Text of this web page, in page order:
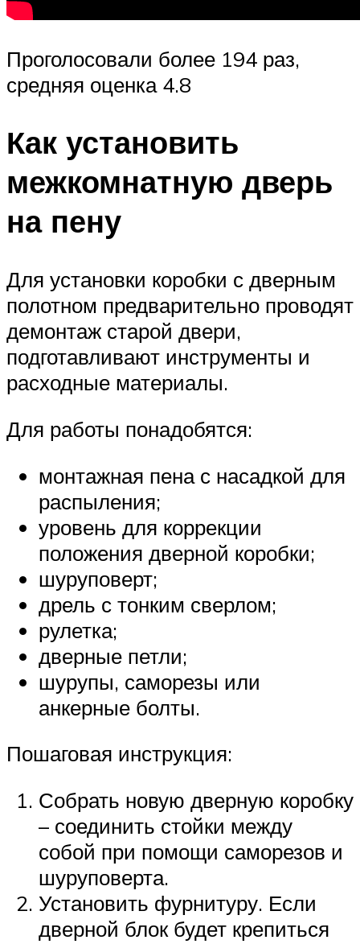
Проголосовали более 194 раз,
средняя оценка 4.8
Как установить
межкомнатную дверь
на пену
Для установки коробки с дверным
полотном предварительно проводят
демонтаж старой двери,
подготавливают инструменты и
расходные материалы.
Для работы понадобятся:
монтажная пена с насадкой для
распыления;
уровень для коррекции
положения дверной коробки;
шуруповерт;
дрель с тонким сверлом;
рулетка;
дверные петли;
шурупы, саморезы или
анкерные болты.
Пошаговая инструкция:
Собрать новую дверную коробку
– соединить стойки между
собой при помощи саморезов и
шуруповерта.
Установить фурнитуру. Если
дверной блок будет крепиться